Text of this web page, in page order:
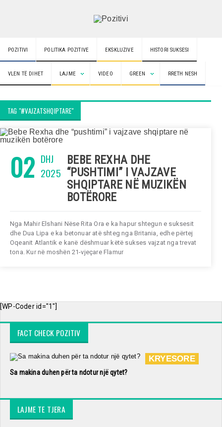
POZITIVI POLITIKA POZITIVE EKSKLUZIVE HISTORI SUKSESI
VLEN TË DIHET LAJME VIDEO GREEN RRETH NESH
TAG "#VAJZATSHQIPTARE"
02 DHJ
2025
BEBE REXHA DHE
“PUSHTIMI” I VAJZAVE
SHQIPTARE NË MUZIKËN
BOTËRORE
Nga Mahir Elshani Nëse Rita Ora e ka hapur shtegun e suksesit
dhe Dua Lipa e ka betonuar atë shteg nga Britania, edhe përtej
Oqeanit Atlantik e kanë dëshmuar këtë sukses vajzat nga trevat
tona. Kur në moshën 21-vjeçare Flamur
[WP-Coder id="1"]
FACT CHECK POZITIV
KRYESORE
Sa makina duhen për ta ndotur një qytet?
LAJME TE TJERA